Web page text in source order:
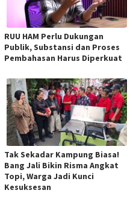
RUU HAM Perlu Dukungan
Publik, Substansi dan Proses
Pembahasan Harus Diperkuat
Tak Sekadar Kampung Biasa!
Bang Jali Bikin Risma Angkat
Topi, Warga Jadi Kunci
Kesuksesan